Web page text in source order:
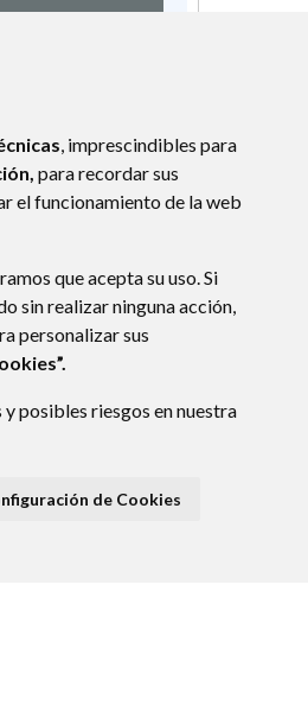
, imprescindibles para
para recordar sus
el funcionamiento de la web
que acepta su uso. Si
sin realizar ninguna acción,
personalizar sus
posibles riesgos en nuestra
de Cookies